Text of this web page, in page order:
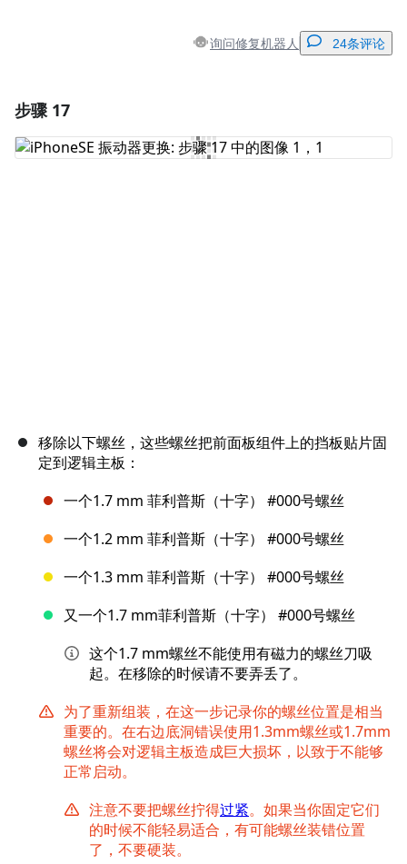
询问修复机器人 24条评论
添加评论
步骤 17
移除以下螺丝，这些螺丝把前面板组件上的挡板贴片固
定到逻辑主板：
一个1.7 mm 菲利普斯（十字） #000号螺丝
一个1.2 mm 菲利普斯（十字） #000号螺丝
一个1.3 mm 菲利普斯（十字） #000号螺丝
又一个1.7 mm菲利普斯（十字） #000号螺丝
这个1.7 mm螺丝不能使用有磁力的螺丝刀吸
起。在移除的时候请不要弄丢了。
为了重新组装，在这一步记录你的螺丝位置是相当
重要的。在右边底洞错误使用1.3mm螺丝或1.7mm
螺丝将会对逻辑主板造成巨大损坏，以致于不能够
正常启动。
注意不要把螺丝拧得过紧。如果当你固定它们
的时候不能轻易适合，有可能螺丝装错位置
了，不要硬装。